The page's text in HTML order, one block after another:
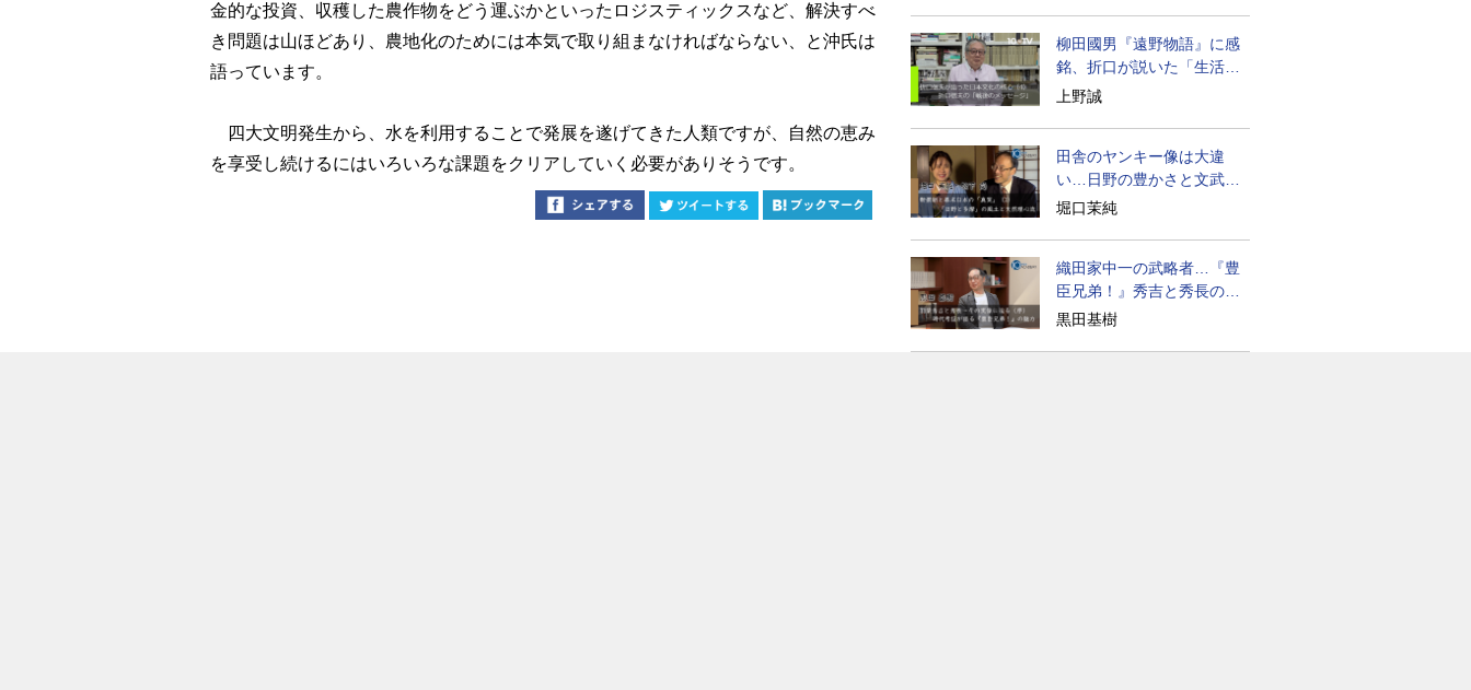
金的な投資、収穫した農作物をどう運ぶかといったロジスティックスなど、解決すべ
き問題は山ほどあり、農地化のためには本気で取り組まなければならない、と沖氏は
語っています。
四大文明発生から、水を利用することで発展を遂げてきた人類ですが、自然の恵み
を享受し続けるにはいろいろな課題をクリアしていく必要がありそうです。
柳田國男『遠野物語』に感
銘、折口が説いた「生活の
古典」
上野誠
田舎のヤンキー像は大違
い…日野の豊かさと文武両
道の気風
堀口茉純
織田家中一の武略者…『豊
臣兄弟！』秀吉と秀長の知
られざる実像
黒田基樹